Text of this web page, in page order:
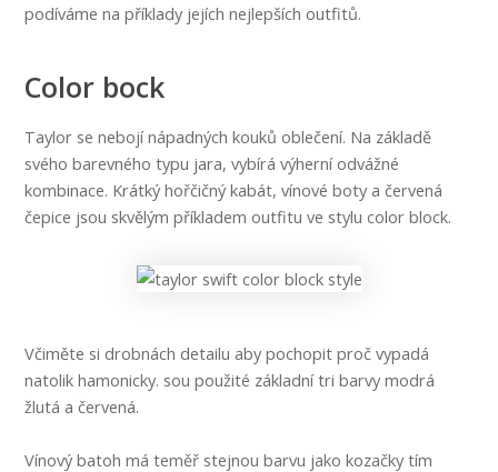
podíváme na příklady jejích nejlepších outfitů.
Color bock
Taylor se nebojí nápadných kouků oblečení. Na základě
svého barevného typu jara, vybírá výherní odvážné
kombinace. Krátký hořčičný kabát, vínové boty a červená
čepice jsou skvělým příkladem outfitu ve stylu color block.
Včiměte si drobnách detailu aby pochopit proč vypadá
natolik hamonicky. sou použité základní tri barvy modrá
žlutá a červená.
Vínový batoh má teměř stejnou barvu jako kozačky tím